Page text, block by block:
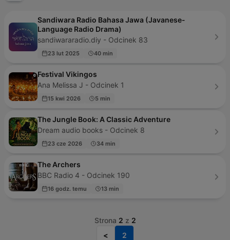
Sandiwara Radio Bahasa Jawa (Javanese-
Language Radio Drama)
sandiwararadio.diy - Odcinek 83
23 lut 2025 40 min
Festival Vikingos
Ana Melissa J - Odcinek 1
15 kwi 2026 5 min
The Jungle Book: A Classic Adventure
Dream audio books - Odcinek 8
23 cze 2026 34 min
The Archers
BBC Radio 4 - Odcinek 190
16 godz. temu 13 min
Strona 2 z 2
<
2